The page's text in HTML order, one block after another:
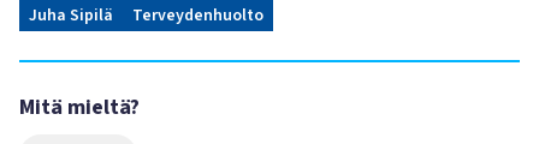
Juha Sipilä
Terveydenhuolto
Mitä mieltä?